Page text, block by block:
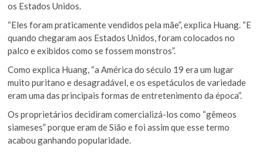
os Estados Unidos.
“Eles foram praticamente vendidos pela mãe”, explica Huang. “E
quando chegaram aos Estados Unidos, foram colocados no
palco e exibidos como se fossem monstros”.
Como explica Huang, “a América do século 19 era um lugar
muito puritano e desagradável, e os espetáculos de variedade
eram uma das principais formas de entretenimento da época”.
Os proprietários decidiram comercializá-los como “gêmeos
siameses” porque eram de Sião e foi assim que esse termo
acabou ganhando popularidade.